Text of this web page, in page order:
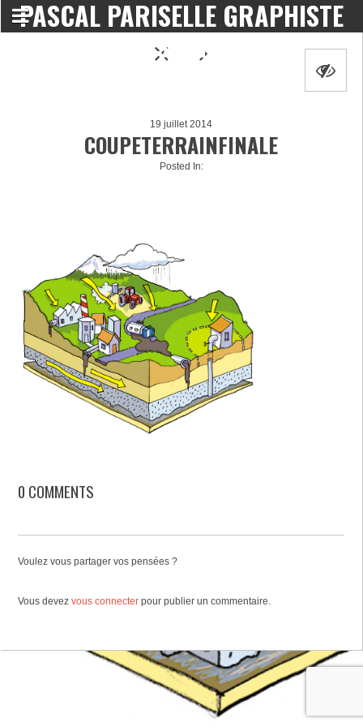
PASCAL PARISELLE GRAPHISTE
DESIGNER
19 juillet 2014
COUPETERRAINFINALE
Posted In:
0 COMMENTS
Voulez vous partager vos pensées ?
Vous devezvous connecter pour publier un commentaire.